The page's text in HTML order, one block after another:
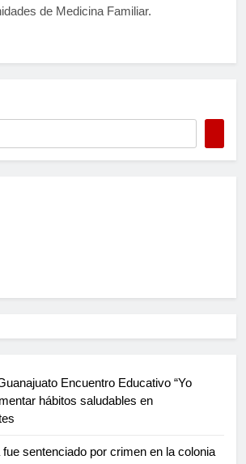
de Medicina Familiar.
Encuentro Educativo “Yo
hábitos saludables en
sentenciado por crimen en la colonia